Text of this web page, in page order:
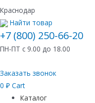
Краснодар
Найти товар
+7 (800) 250-66-20
ПН-ПТ с 9.00 до 18.00
Заказать звонок
0 ₽ Cart
Каталог